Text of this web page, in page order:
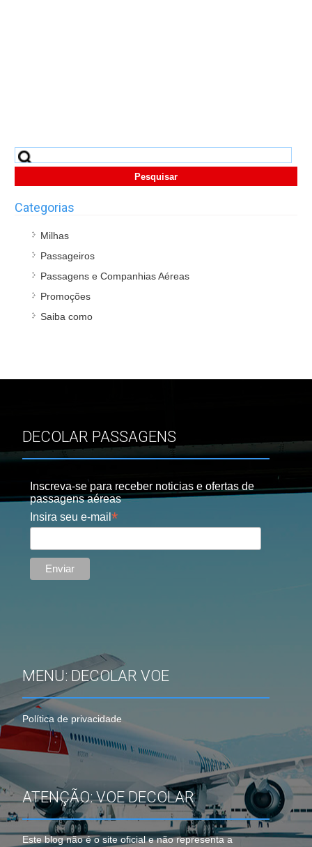
Pesquisar
por:
Categorias
Milhas
Passageiros
Passagens e Companhias Aéreas
Promoções
Saiba como
DECOLAR PASSAGENS
Inscreva-se para receber noticias e ofertas de
passagens aéreas
Insira seu e-mail*
MENU: DECOLAR VOE
Política de privacidade
ATENÇÃO: VOE DECOLAR
Este blog não é o site oficial e não representa a